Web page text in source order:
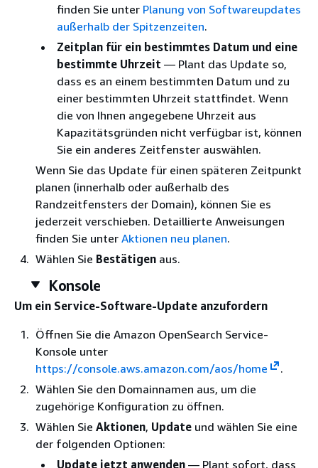
finden Sie unter Planung von Softwareupdates
außerhalb der Spitzenzeiten.
Zeitplan für ein bestimmtes Datum und eine
bestimmte Uhrzeit — Plant das Update so,
dass es an einem bestimmten Datum und zu
einer bestimmten Uhrzeit stattfindet. Wenn
die von Ihnen angegebene Uhrzeit aus
Kapazitätsgründen nicht verfügbar ist, können
Sie ein anderes Zeitfenster auswählen.
Wenn Sie das Update für einen späteren Zeitpunkt
planen (innerhalb oder außerhalb des
Randzeitfensters der Domain), können Sie es
jederzeit verschieben. Detaillierte Anweisungen
finden Sie unter Aktionen neu planen.
Wählen Sie Bestätigen aus.
Konsole
Um ein Service-Software-Update anzufordern
Öffnen Sie die Amazon OpenSearch Service-
Konsole unter
https://console.aws.amazon.com/aos/home
.
Wählen Sie den Domainnamen aus, um die
zugehörige Konfiguration zu öffnen.
Wählen Sie Aktionen, Update und wählen Sie eine
der folgenden Optionen:
Update jetzt anwenden — Plant sofort, dass